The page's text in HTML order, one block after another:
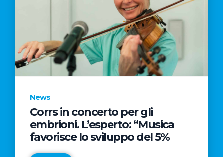
News
Corrs in concerto per gli
embrioni. L’esperto: “Musica
favorisce lo sviluppo del 5%